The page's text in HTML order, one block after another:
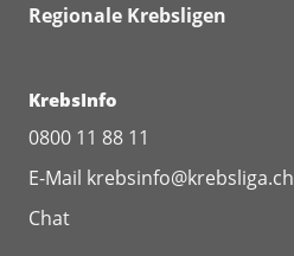
Regionale Krebsligen
KrebsInfo
0800 11 88 11
E-Mail krebsinfo@krebsliga.ch
Chat